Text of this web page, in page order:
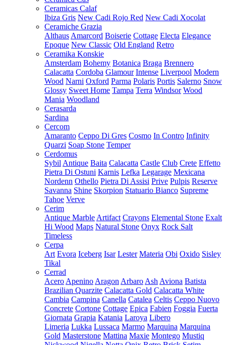
Ceramicas Calaf
Ibiza Gris New Cadi Rojo Red New Cadi Xocolat
Ceramiche Grazia
Althaus Amarcord Boiserie Cottage Electa Elegance
Epoque New Classic Old England Retro
Ceramika Konskie
Amsterdam Bohemy Botanica Braga Brennero
Calacatta Cordoba Glamour Intense Liverpool Modern
Wood Narni Oxford Parma Polaris Portis Salerno Snow
Glossy Sweet Home Tampa Terra Windsor Wood
Mania Woodland
Cerasarda
Sardina
Cercom
Amaranto Ceppo Di Gres Cosmo In Contro Infinity
Quarzi Soap Stone Temper
Cerdomus
Sybil Antique Baita Calacatta Castle Club Crete Effetto
Pietra Di Ostuni Karnis Lefka Legarage Mexicana
Nordenn Othello Pietra Di Assisi Prive Pulpis Reserve
Savanna Shine Skorpion Statuario Bianco Supreme
Tahoe Verve
Cerim
Antique Marble Artifact Crayons Elemental Stone Exalt
Hi Wood Maps Natural Stone Onyx Rock Salt
Timeless
Cerpa
Art Evora Iceberg Isar Lester Materia Obi Oxido Sisley
Tikal
Cerrad
Acero Apenino Aragon Arbaro Ash Aviona Batista
Brazilian Quarzite Calacatta Gold Calacatta White
Cambia Campina Canella Catalea Celtis Ceppo Nuovo
Concrete Cortone Cottage Epica Fabien Foggia Fuerta
Giornata Grapia Katania Laroya Libero
Limeria Lukka Lussaca Marmo Marquina Marquina
Gold Masterstone Mattina Maxie Montego Mustiq